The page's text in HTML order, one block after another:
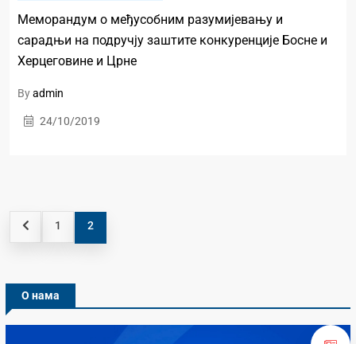
Меморандум о међусобним разумијевању и
сарадњи на подручју заштите конкуренције Босне и
Херцеговине и Црне
Byadmin
24/10/2019
1 2
О нама